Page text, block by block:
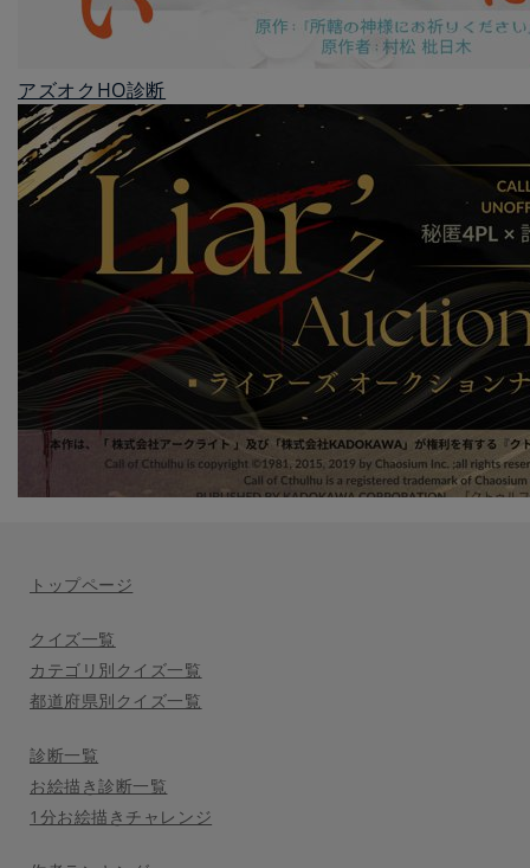
アズオクHO診断
トップページ
クイズ一覧
カテゴリ別クイズ一覧
都道府県別クイズ一覧
診断一覧
お絵描き診断一覧
1分お絵描きチャレンジ